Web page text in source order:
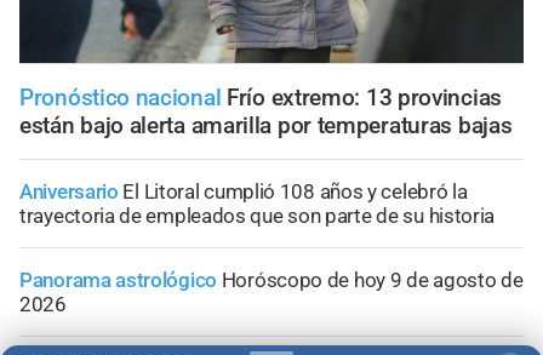
Pronóstico nacional Frío extremo: 13 provincias
están bajo alerta amarilla por temperaturas bajas
Aniversario El Litoral cumplió 108 años y celebró la
trayectoria de empleados que son parte de su historia
Panorama astrológico Horóscopo de hoy 9 de agosto de
2026